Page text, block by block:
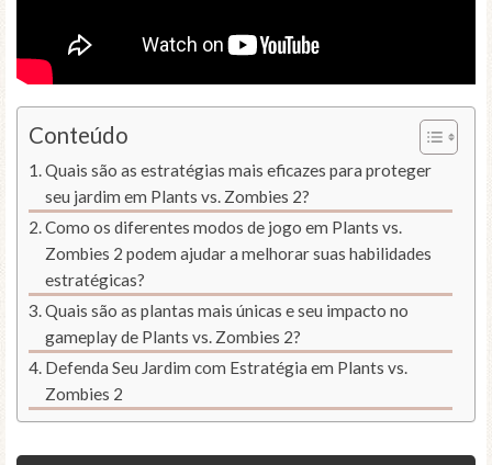
Conteúdo
Quais são as estratégias mais eficazes para proteger
seu jardim em Plants vs. Zombies 2?
Como os diferentes modos de jogo em Plants vs.
Zombies 2 podem ajudar a melhorar suas habilidades
estratégicas?
Quais são as plantas mais únicas e seu impacto no
gameplay de Plants vs. Zombies 2?
Defenda Seu Jardim com Estratégia em Plants vs.
Zombies 2